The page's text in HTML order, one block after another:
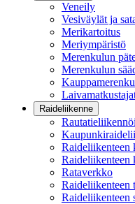
Veneily
Vesiväylät ja
Merikartoitus
Meriympäristö
Merenkulun
Merenkulun
Raideliikenne
Raideliikenteen
Raideliikenteen
Rataverkko
Raideliikenteen
Raideliikenteen